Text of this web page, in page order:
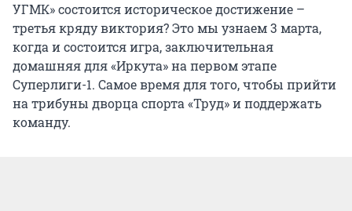
УГМК» состоится историческое достижение –
третья кряду виктория? Это мы узнаем 3 марта,
когда и состоится игра, заключительная
домашняя для «Иркута» на первом этапе
Суперлиги-1. Самое время для того, чтобы прийти
на трибуны дворца спорта «Труд» и поддержать
команду.